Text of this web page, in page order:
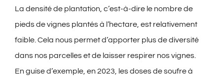
La densité de plantation, c’est-à-dire le nombre de
pieds de vignes plantés à l’hectare, est relativement
faible. Cela nous permet d’apporter plus de diversité
dans nos parcelles et de laisser respirer nos vignes.
En guise d’exemple, en 2023, les doses de soufre à